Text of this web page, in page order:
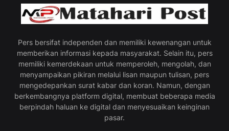
Pers bersifat independen dan memiliki kewenangan untuk
memberikan informasi kepada masyarakat. Selain itu, pers
memiliki kemerdekaan untuk memperoleh, mengolah, dan
menyampaikan pikiran melalui lisan maupun tulisan, pers
mengedepankan surat kabar dan koran. Namun, dengan
berkembangnya platform digital, membuat beberapa media
berpindah haluan ke digital dan menyesuaikan keinginan
pasar.